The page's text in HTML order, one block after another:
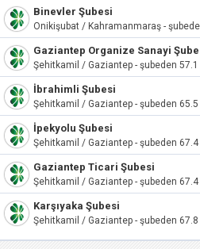
Binevler Şubesi
Onikişubat / Kahramanmaraş -
Gaziantep Organize Sanayi
Şehitkamil / Gaziantep - şubeden
İbrahimli Şubesi
Şehitkamil / Gaziantep - şubeden
İpekyolu Şubesi
Şehitkamil / Gaziantep - şubeden
Gaziantep Ticari Şubesi
Şehitkamil / Gaziantep - şubeden
Karşıyaka Şubesi
Şehitkamil / Gaziantep - şubeden